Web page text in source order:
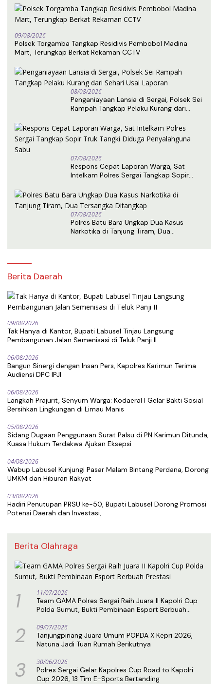
09/08/2026
Polsek Torgamba Tangkap Residivis Pembobol Madina
Mart, Terungkap Berkat Rekaman CCTV
08/08/2026
Penganiayaan Lansia di Sergai, Polsek Sei
Rampah Tangkap Pelaku Kurang dari
07/08/2026
Respons Cepat Laporan Warga, Sat
Intelkam Polres Sergai Tangkap Sopir
07/08/2026
Polres Batu Bara Ungkap Dua Kasus
Narkotika di Tanjung Tiram, Dua
Berita Daerah
09/08/2026
Tak Hanya di Kantor, Bupati Labusel Tinjau Langsung
Pembangunan Jalan Semenisasi di Teluk Panji II
06/08/2026
Bangun Sinergi dengan Insan Pers, Kapolres Karimun Terima
Audiensi DPC IPJI
06/08/2026
Langkah Prajurit, Senyum Warga: Kodaeral I Gelar Bakti Sosial
Bersihkan Lingkungan di Limau Manis
05/08/2026
Sidang Dugaan Penggunaan Surat Palsu di PN Karimun Ditunda,
Kuasa Hukum Terdakwa Ajukan Eksepsi
04/08/2026
Wabup Labusel Kunjungi Pasar Malam Bintang Perdana, Dorong
UMKM dan Hiburan Rakyat
03/08/2026
Hadiri Penutupan PRSU ke-50, Bupati Labusel Dorong Promosi
Potensi Daerah dan Investasi,
Berita Olahraga
1 11/07/2026
Team GAMA Polres Sergai Raih Juara II Kapolri Cup
Polda Sumut, Bukti Pembinaan Esport Berbuah
2 09/07/2026
Tanjungpinang Juara Umum POPDA X Kepri 2026,
Natuna Jadi Tuan Rumah Berikutnya
3 30/06/2026
Polres Sergai Gelar Kapolres Cup Road to Kapolri
Cup 2026, 13 Tim E-Sports Bertanding